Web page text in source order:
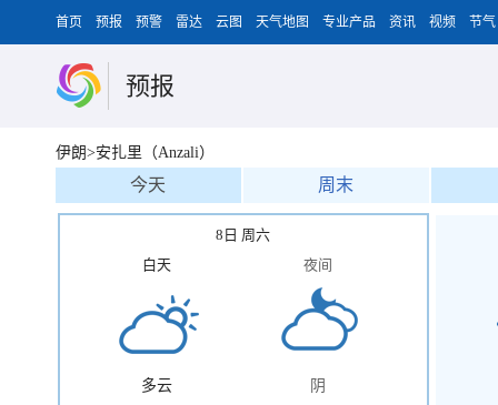
首页 预报 预警 雷达 云图 天气地图 专业产品 资讯 视频 节气
预报
伊朗>安扎里（Anzali）
今天 周末
8日 周六
白天
多云
夜间
阴